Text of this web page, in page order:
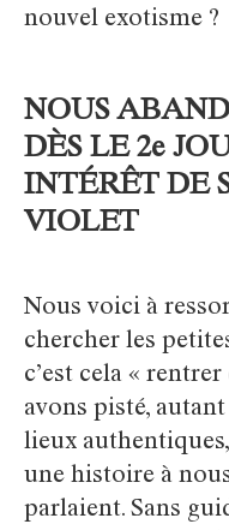
nouvel exotisme ?
NOUS
DÈS LE 2e
INTÉRÊT DE
VIOLET
Nous voici à
chercher les
c’est cela «
avons pisté,
lieux
une histoire à
parlaient. Sans